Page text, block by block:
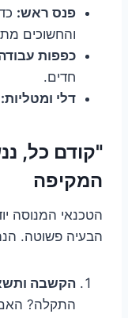
פנס ראש:
והחשוכים
כפפות
חדים.
דלי ומטליות:
"קודם כל,
המקיפה
הטכנאי המנוסה
הבעיה פשוטה.
הקשבה
התקלה? האם